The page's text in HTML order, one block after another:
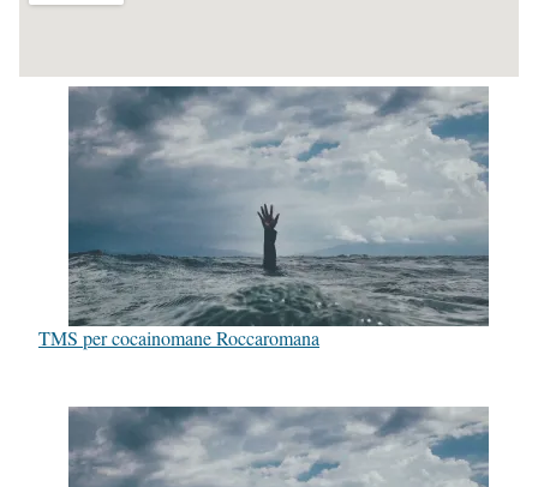
TMS per cocainomane Roccaromana